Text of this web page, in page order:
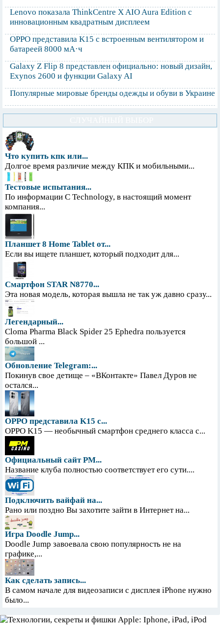
Lenovo показала ThinkCentre X AIO Aura Edition с
инновационным квадратным дисплеем
OPPO представила K15 с встроенным вентилятором и
батареей 8000 мА·ч
Galaxy Z Flip 8 представлен официально: новый дизайн,
Exynos 2600 и функции Galaxy AI
Популярные мировые бренды одежды и обуви в Украине
Что купить кпк или...
Долгое время различие между КПК и мобильными...
Тестовые испытания...
По информации С Technology, в настоящий момент
компания...
Планшет 8 Home Tablet от...
Если вы ищете планшет, который подходит для...
Смартфон STAR N8770...
Эта новая модель, которая вышла не так уж давно сразу...
Легендарный...
Cloma Pharma Black Spider 25 Ephedra пользуется
большой ...
Обновление Telegram:...
Покинув свое детище – «ВКонтакте» Павел Дуров не
остался...
OPPO представила K15 с...
OPPO K15 — необычный смартфон среднего класса с...
Официальный сайт PM...
Название клуба полностью соответствует его сути....
Подключить вайфай на...
Рано или поздно Вы захотите зайти в Интернет на...
Игра Doodle Jump...
Doodle Jump завоевала свою популярность не на
графике,...
Как сделать запись...
В самом начале для видеозаписи с дисплея iPhone нужно
было...